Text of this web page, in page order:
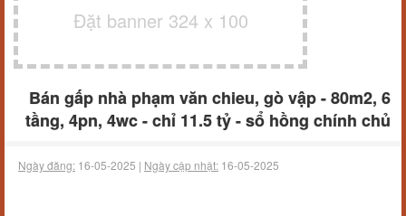
Đặt banner 324 x 100
Bán gấp nhà phạm văn chieu, gò vập - 80m2, 6
tầng, 4pn, 4wc - chỉ 11.5 tỷ - sổ hồng chính chủ
Ngày đăng: 16-05-2025 | Ngày cập nhật: 16-05-2025